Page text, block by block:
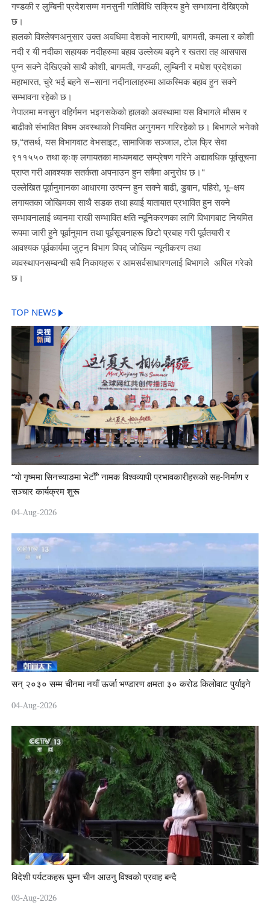
गण्डकी र लुम्बिनी प्रदेशसम्म मनसुनी गतिविधि सक्रिय हुने सम्भावना देखिएको
छ।
हालको विश्लेषणअनुसार उक्त अवधिमा देशको नारायणी, बागमती, कमला र कोशी
नदी र यी नदीका सहायक नदीहरुमा बहाव उल्लेख्य बढ्ने र खतरा तह आसपास
पुग्न सक्ने देखिएको साथै कोशी, बागमती, गण्डकी, लुम्बिनी र मधेश प्रदेशका
महाभारत, चुरे भई बहने स–साना नदीनालाहरुमा आकस्मिक बहाव हुन सक्ने
सम्भावना रहेको छ।
नेपालमा मनसुन वहिर्गमन भइनसकेको हालको अवस्थामा यस विभागले मौसम र
बाढीको संभावित विषम अवस्थाको नियमित अनुगमन गरिरहेको छ। बिभागले भनेको
छ,“तसर्थ, यस विभागवाट वेभसाइट, सामाजिक सञ्जाल, टोल फ्रि सेवा
९११५५० तथा क्ःक् लगायतका माध्यमबाट सम्प्रेषण गरिने अद्यावधिक पूर्वसूचना
प्राप्त गरी आवश्यक सतर्कता अपनाउन हुन सबैमा अनुरोध छ।“
उल्लेखित पूर्वानुमानका आधारमा उत्पन्न हुन सक्ने बाढी, डुबान, पहिरो, भू–क्षय
लगायतका जोखिमका साथै सडक तथा हवाई यातायात प्रभावित हुन सक्ने
सम्भावनालाई ध्यानमा राखी सम्भावित क्षति न्यूनिकरणका लागि विभागबाट नियमित
रूपमा जारी हुने पूर्वानुमान तथा पूर्वसूचनाहरू छिटो प्रबाह गरी पूर्वतयारी र
आवश्यक पूर्वकार्यमा जुट्न विभाग विपद् जोखिम न्यूनीकरण तथा
व्यवस्थापनसम्बन्धी सबै निकायहरू र आमसर्वसाधारणलाई बिभागले अपिल गरेको
छ।
TOP NEWS
“यो गृष्ममा सिनच्याङमा भेटौँ” नामक विश्वव्यापी प्रभावकारीहरूको सह-निर्माण र
सञ्चार कार्यक्रम शुरू
04-Aug-2026
सन् २०३० सम्म चीनमा नयाँ ऊर्जा भण्डारण क्षमता ३० करोड किलोवाट पुर्याइने
04-Aug-2026
विदेशी पर्यटकहरू घुम्न चीन आउनु विश्वको प्रवाह बन्दै
03-Aug-2026